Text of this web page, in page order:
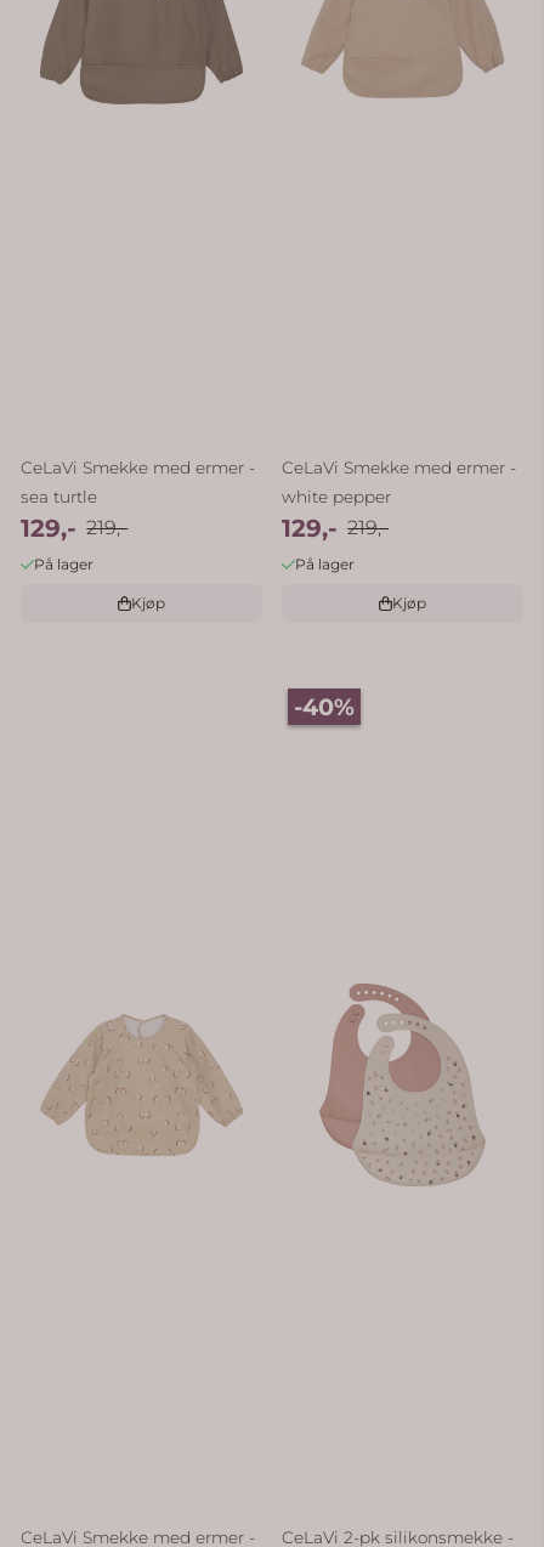
CeLaVi Smekke med ermer -
sea turtle
129,- 219,-
På lager
Kjøp
CeLaVi Smekke med ermer -
white pepper
129,- 219,-
På lager
Kjøp
CeLaVi Smekke med ermer -
-40%
CeLaVi 2-pk silikonsmekke -